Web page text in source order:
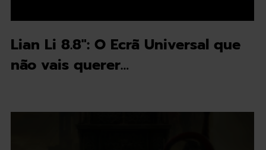
Lian Li 8.8": O Ecrã Universal que
não vais querer…